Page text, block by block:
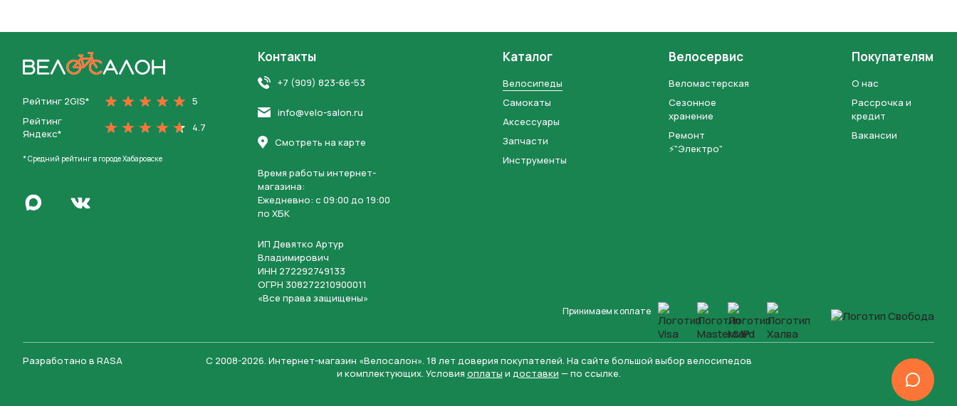
Рейтинг 2GIS*
5
Рейтинг
Яндекс*
4.7
* Средний рейтинг в городе Хабаровске
Написать в MaxПерейти во Вконтакте
Контакты
+7 (909) 823-66-53
info@velo-salon.ru
Смотреть на карте
Время работы интернет-
магазина:
Ежедневно: c 09:00 до 19:00
по ХБК
ИП Девятко Артур
Владимирович
ИНН 272292749133
ОГРН 308272210900011
«Все права защищены»
Каталог
Велосипеды
Самокаты
Аксессуары
Запчасти
Инструменты
Велосервис
Веломастерская
Сезонное
хранение
Ремонт
⚡"Электро"
Покупателям
О нас
Рассрочка и
кредит
Вакансии
Принимаем к оплате
Разработано в RASA С 2008-2026. Интернет-магазин «Велосалон». 18 лет доверия покупателей. На сайте большой выбор велосипедов
и комплектующих. Условия оплаты и доставки — по ссылке.